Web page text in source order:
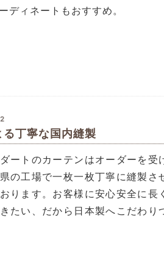
ディネートもおすすめ。
る丁寧な国内縫製
ートのカーテンはオーダーを受
の工場で一枚一枚丁寧に縫製さ
ります。お客様に安心安全に長
たい、だから日本製へこだわり